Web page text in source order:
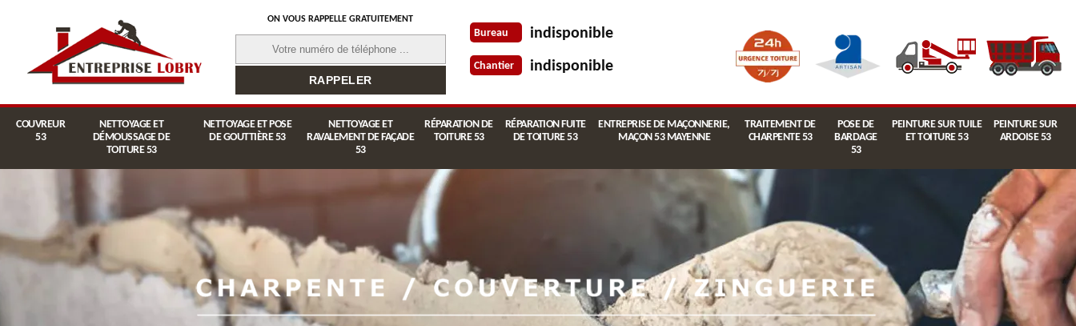
ON VOUS RAPPELLE GRATUITEMENT
Bureau indisponible
Chantier indisponible
COUVREUR
53
NETTOYAGE ET
DÉMOUSSAGE DE
TOITURE 53
NETTOYAGE ET POSE
DE GOUTTIÈRE 53
NETTOYAGE ET
RAVALEMENT DE FAÇADE
53
RÉPARATION DE
TOITURE 53
RÉPARATION FUITE
DE TOITURE 53
ENTREPRISE DE MAÇONNERIE,
MAÇON 53 MAYENNE
TRAITEMENT DE
CHARPENTE 53
POSE DE
BARDAGE
53
PEINTURE SUR TUILE
ET TOITURE 53
PEINTURE SUR
ARDOISE 53